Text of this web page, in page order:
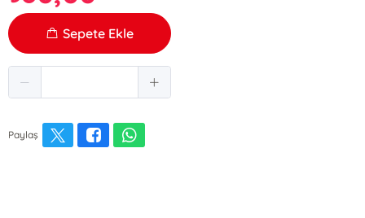
Sepete Ekle
Paylaş